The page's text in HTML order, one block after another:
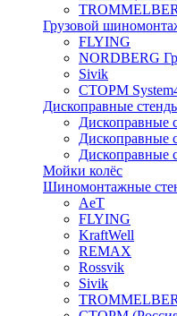
Грузовой
FLYING
NORDBERG
Sivik
СТОРМ
Дископравные
Дископравные
Дископравные
Дископравные
Мойки колёс
Шиномонтажные
AeT
FLYING
KraftWell
REMAX
Rossvik
Sivik